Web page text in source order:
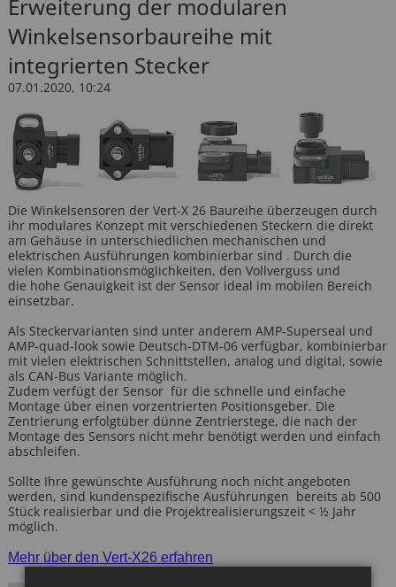
Erweiterung der modularen
Winkelsensorbaureihe mit
integrierten Stecker
07.01.2020, 10:24
Die Winkelsensoren der Vert-X 26 Baureihe überzeugen durch
ihr modulares Konzept mit verschiedenen Steckern die direkt
am Gehäuse in unterschiedlichen mechanischen und
elektrischen Ausführungen kombinierbar sind . Durch die
vielen Kombinationsmöglichkeiten, den Vollverguss und
die hohe Genauigkeit ist der Sensor ideal im mobilen Bereich
einsetzbar.
Als Steckervarianten sind unter anderem AMP-Superseal und
AMP-quad-look sowie Deutsch-DTM-06 verfügbar, kombinierbar
mit vielen elektrischen Schnittstellen, analog und digital, sowie
als CAN-Bus Variante möglich.
Zudem verfügt der Sensor für die schnelle und einfache
Montage über einen vorzentrierten Positionsgeber. Die
Zentrierung erfolgtüber dünne Zentrierstege, die nach der
Montage des Sensors nicht mehr benötigt werden und einfach
abschleifen.
Sollte Ihre gewünschte Ausführung noch nicht angeboten
werden, sind kundenspezifische Ausführungen bereits ab 500
Stück realisierbar und die Projektrealisierungszeit < ½ Jahr
möglich.
Mehr über den Vert-X26 erfahren
Sitzverstellung
Funkfernbedienung
Motorendrehzahl
Hydraulikdruck